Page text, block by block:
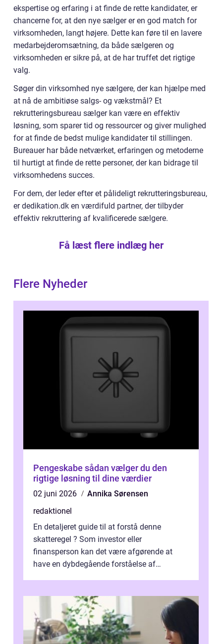
ekspertise og erfaring i at finde de rette kandidater, er
chancerne for, at den nye sælger er en god match for
virksomheden, langt højere. Dette kan føre til en lavere
medarbejderomsætning, da både sælgeren og
virksomheden er sikre på, at de har truffet det rigtige
valg.
Søger din virksomhed nye sælgere, der kan hjælpe med
at nå de ambitiøse salgs- og vækstmål? Et
rekrutteringsbureau sælger kan være en effektiv
løsning, som sparer tid og ressourcer og giver mulighed
for at finde de bedst mulige kandidater til stillingen.
Bureauer har både netværket, erfaringen og metoderne
til hurtigt at finde de rette personer, der kan bidrage til
virksomhedens succes.
For dem, der leder efter et pålideligt rekrutteringsbureau,
er dedikation.dk en værdifuld partner, der tilbyder
effektiv rekruttering af kvalificerede sælgere.
Få læst flere indlæg her
Flere Nyheder
Pengeskabe sådan vælger du den
rigtige løsning til dine værdier
02 juni 2026
Annika Sørensen
redaktionel
En detaljeret guide til at forstå denne
skatteregel ? Som investor eller
finansperson kan det være afgørende at
have en dybdegående forståelse af